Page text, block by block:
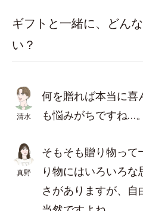
ギフトと一緒に、どん
い？
清水
何を贈れば本当に喜
も悩みがちですね…。
真野
そもそも贈り物って
り物にはいろいろ
さがありますが、自